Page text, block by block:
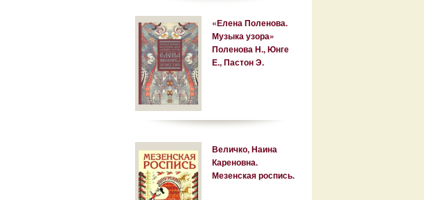
«Елена Поленова.
Музыка узора»
Поленова Н., Юнге
Е., Пастон Э.
Величко, Наина
Кареновна.
Мезенская роспись.